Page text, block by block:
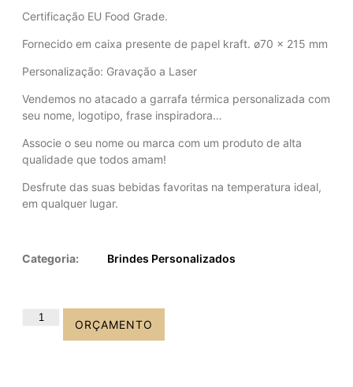
Certificação EU Food Grade.
Fornecido em caixa presente de papel kraft. ø70 x 215 mm
Personalização: Gravação a Laser
Vendemos no atacado a garrafa térmica personalizada com
seu nome, logotipo, frase inspiradora…
Associe o seu nome ou marca com um produto de alta
qualidade que todos amam!
Desfrute das suas bebidas favoritas na temperatura ideal,
em qualquer lugar.
Categoria: Brindes Personalizados
ORÇAMENTO